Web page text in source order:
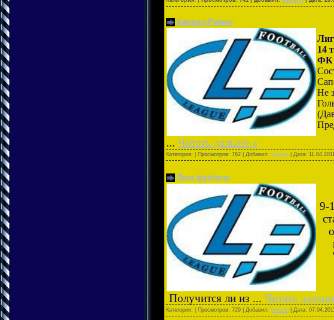
Камрад-Palevo
14
ФК
Не
... Читать дальше »
Категория: | Просмотров: 762 | Добавил: Voronin | Дата: 11.04.2011
Лига футбола
9-
Получится ли из ... Читать
Категория: | Просмотров: 729 | Добавил: Voronin | Дата: 07.04.2011